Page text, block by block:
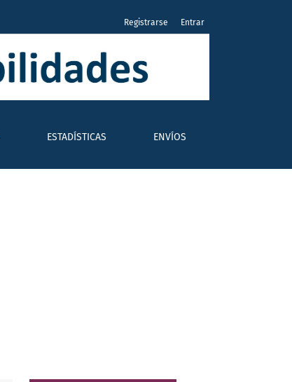
ESTADÍSTICAS ENVÍOS
Registrarse Entrar